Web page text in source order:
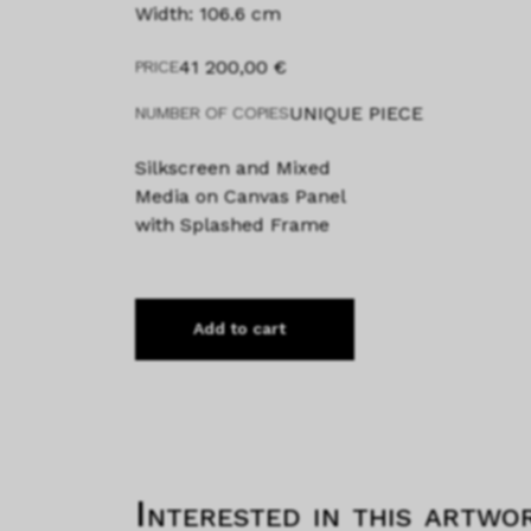
Width: 106.6 cm
PRICE41 200,00 €
NUMBER OF COPIESUNIQUE PIECE
Silkscreen and Mixed
Media on Canvas Panel
with Splashed Frame
Add to cart
Interested in this